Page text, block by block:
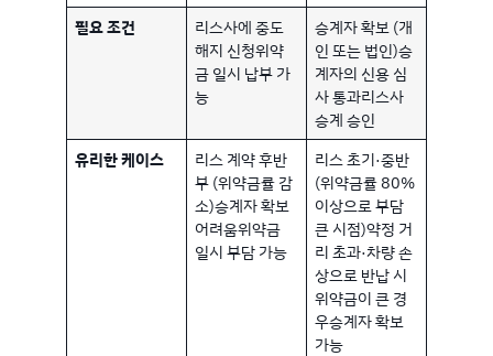
필요 조건
리스사에 중도
해지 신청위약
금 일시 납부 가
능
승계자 확보 (개
인 또는 법인)승
계자의 신용 심
사 통과리스사
승계 승인
유리한 케이스
리스 계약 후반
부 (위약금률 감
소)승계자 확보
어려움위약금
일시 부담 가능
리스 초기·중반
(위약금률 80%
이상으로 부담
큰 시점)약정 거
리 초과·차량 손
상으로 반납 시
위약금이 큰 경
우승계자 확보
가능